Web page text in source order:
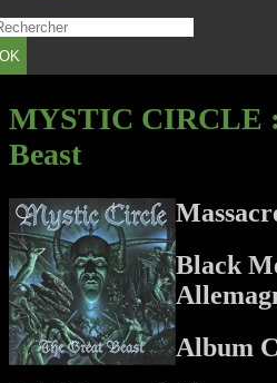
OK
MYSTIC CIRCLE
Beast
Black
Album